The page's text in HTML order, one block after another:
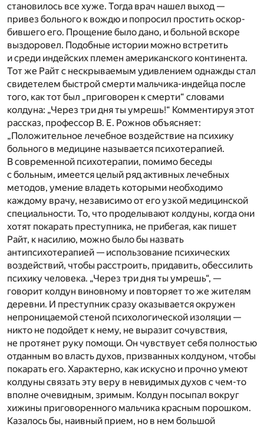
становилось все хуже. Тогда врач нашел выход —
привез больного к вождю и попросил простить оскор­
бившего его. Прощение было дано, и больной вскоре
выздоровел. Подобные истории можно встретить
и среди индейских племен амери­канского континента.
Тот же Райт с нескрываемым удивлением од­нажды стал
свидетелем быстрой смерти мальчика-индейца после
того, как тот был „приговорен к смерти“ словами
колдуна: „Через три дня ты умрешь!“ Комментируя этот
рассказ, про­фессор В. Е. Рожнов объясняет:
„Положительное лечебное воз­действие на психику
больного в медицине называется психоте­рапией.
В современной психотера­пии, помимо беседы
с больным, имеется целый ряд активных лечеб­ных
методов, умение владеть кото­рыми необходимо
каждому врачу, независимо от его узкой меди­цинской
специальности. То, что проделывают колдуны, когда они
хотят покарать преступника, не прибегая, как пишет
Райт, к наси­лию, можно было бы назвать
антипсихотерапией — использование психических
воздействий, чтобы расстроить, придавить, обессилить
психику человека. „Через три дня ты умрешь“, —
говорит колдун виновному и повторяет то же жи­телям
деревни. И преступник сразу оказывается окружен
непрони­цаемой стеной психологической изоляции —
никто не подойдет к нему, не выразит сочувствия,
не протянет руку помощи. Он чувст­вует себя полностью
отданным во власть духов, призванных колду­ном, чтобы
покарать его. Характерно, как искусно и прочно умеют
колдуны связать эту веру в невидимых духов с чем-то
вполне очевидным, зримым. Колдун посы­пал вокруг
хижины приговорен­ного мальчика красным порошком.
Казалось бы, наивный прием, но в нем большой